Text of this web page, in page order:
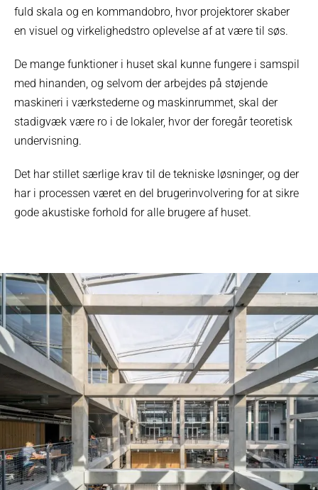
fuld skala og en kommandobro, hvor projektorer skaber
en visuel og virkelighedstro oplevelse af at være til søs.
De mange funktioner i huset skal kunne fungere i samspil
med hinanden, og selvom der arbejdes på støjende
maskineri i værkstederne og maskinrummet, skal der
stadigvæk være ro i de lokaler, hvor der foregår teoretisk
undervisning.
Det har stillet særlige krav til de tekniske løsninger, og der
har i processen været en del brugerinvolvering for at sikre
gode akustiske forhold for alle brugere af huset.